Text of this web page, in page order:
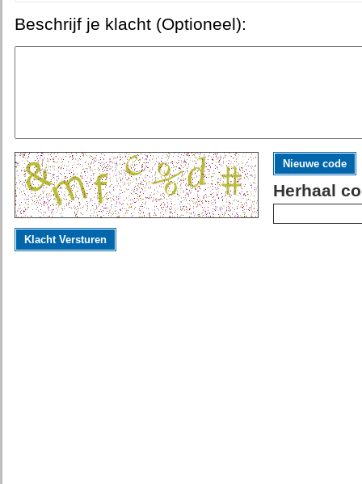
Beschrijf je klacht (Optioneel):
Nieuwe code
Herhaal
Klacht Versturen